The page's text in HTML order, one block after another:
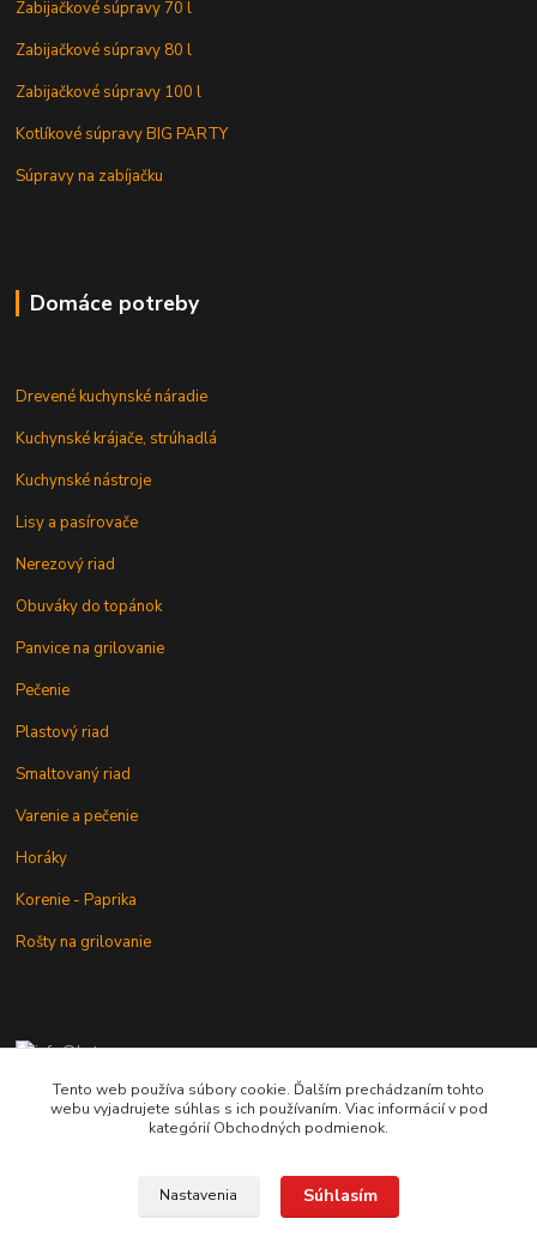
Zabijačkové súpravy 70 l
Zabijačkové súpravy 80 l
Zabijačkové súpravy 100 l
Kotlíkové súpravy BIG PARTY
Súpravy na zabíjačku
Domáce potreby
Drevené kuchynské náradie
Kuchynské krájače, strúhadlá
Kuchynské nástroje
Lisy a pasírovače
Nerezový riad
Obuváky do topánok
Panvice na grilovanie
Pečenie
Plastový riad
Smaltovaný riad
Varenie a pečenie
Horáky
Korenie - Paprika
Rošty na grilovanie
+421 902 212 007
od 8:00 - do 16:00 hod
Tento web používa súbory cookie. Ďalším prechádzaním tohto
webu vyjadrujete súhlas s ich používaním. Viac informácií v pod
kategórií Obchodných podmienok.
Nastavenia Súhlasím